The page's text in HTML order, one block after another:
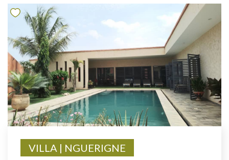
VILLA | NGUERIGNE